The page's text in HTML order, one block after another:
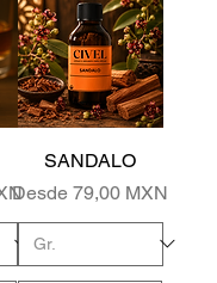
SANDALO
Desde79,00 MXN
Precio de oferta